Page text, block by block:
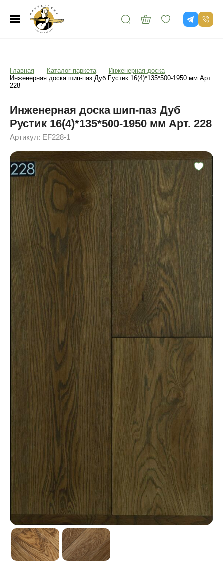
Главная — Каталог паркета — Инженерная доска —
Инженерная доска шип-паз Дуб Рустик 16(4)*135*500-1950 мм Арт.
228
Инженерная доска шип-паз Дуб
Рустик 16(4)*135*500-1950 мм Арт. 228
Артикул: EF228-1